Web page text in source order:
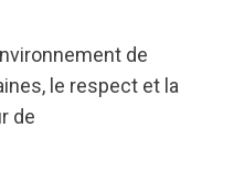
de
le respect et la
de